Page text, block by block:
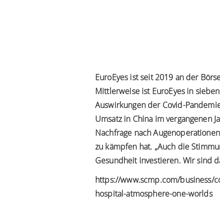
EuroEyes ist seit 2019 an der
Mittlerweise ist EuroEyes in
Auswirkungen der Covid-
Umsatz in China im vergangenen
Nachfrage nach
zu kämpfen hat. „Auch die
Gesundheit investieren. Wir sind
https://www.scmp.com/business/
hospital-atmosphere-one-worlds